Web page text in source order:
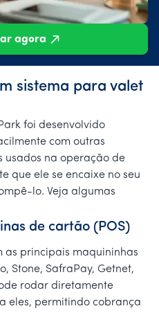
agora
sistema para valet
foi desenvolvido
com outras
usados na operação de
que ele se encaixe no seu
lo. Veja algumas
de cartão (POS)
as principais maquininhas
Stone, SafraPay, Getnet,
rodar diretamente
eles, permitindo cobrança